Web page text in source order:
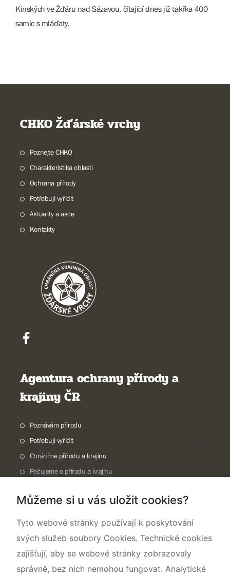
Kinských ve Žďáru nad Sázavou, čítající dnes již takřka 400
samic s mláďaty.
CHKO Žďárské vrchy
Poznejte CHKO
Charakteristika oblasti
Ochrana přírody
Potřebuji vyřídit
Aktuality a akce
Kontakty
Agentura ochrany přírody a
krajiny ČR
Poznávám přírodu
Potřebuji vyřídit
Chráníme přírodu a krajinu
Pečujeme o přírodu a krajinu
O nás
Můžeme si u vás uložit cookies?
Tyto webové stránky používají k poskytování
svých služeb soubory Cookies. Technické cookies
zajišťují, aby se webové stránky zobrazovaly
správně, bez nich nemohou fungovat. Analytické